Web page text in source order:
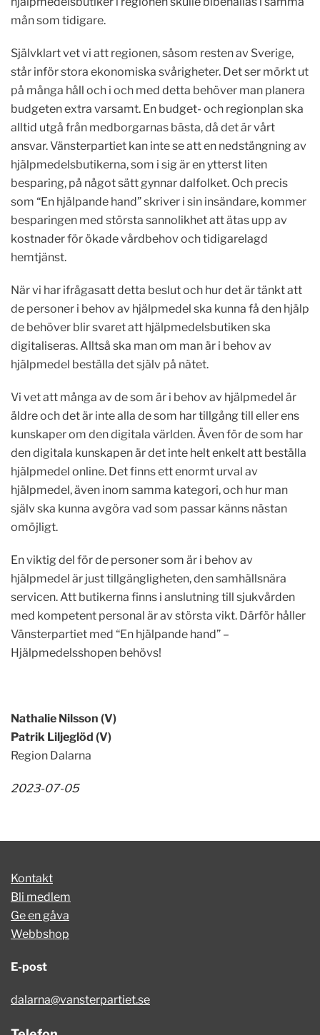
mån som tidigare.
Självklart vet vi att regionen, såsom resten av Sverige,
står inför stora ekonomiska svårigheter. Det ser mörkt ut
på många håll och i och med detta behöver man planera
budgeten extra varsamt. En budget- och regionplan ska
alltid utgå från medborgarnas bästa, då det är vårt
ansvar. Vänsterpartiet kan inte se att en nedstängning av
hjälpmedelsbutikerna, som i sig är en ytterst liten
besparing, på något sätt gynnar dalfolket. Och precis
som “En hjälpande hand” skriver i sin insändare, kommer
besparingen med största sannolikhet att ätas upp av
kostnader för ökade vårdbehov och tidigarelagd
hemtjänst.
När vi har ifrågasatt detta beslut och hur det är tänkt att
de personer i behov av hjälpmedel ska kunna få den hjälp
de behöver blir svaret att hjälpmedelsbutiken ska
digitaliseras. Alltså ska man om man är i behov av
hjälpmedel beställa det själv på nätet.
Vi vet att många av de som är i behov av hjälpmedel är
äldre och det är inte alla de som har tillgång till eller ens
kunskaper om den digitala världen. Även för de som har
den digitala kunskapen är det inte helt enkelt att beställa
hjälpmedel online. Det finns ett enormt urval av
hjälpmedel, även inom samma kategori, och hur man
själv ska kunna avgöra vad som passar känns nästan
omöjligt.
En viktig del för de personer som är i behov av
hjälpmedel är just tillgängligheten, den samhällsnära
servicen. Att butikerna finns i anslutning till sjukvården
med kompetent personal är av största vikt. Därför håller
Vänsterpartiet med “En hjälpande hand” –
Hjälpmedelsshopen behövs!
Nathalie Nilsson (V)
Patrik Liljeglöd (V)
Region Dalarna
2023-07-05
Kontakt
Bli medlem
Ge en gåva
Webbshop
E-post
dalarna@vansterpartiet.se